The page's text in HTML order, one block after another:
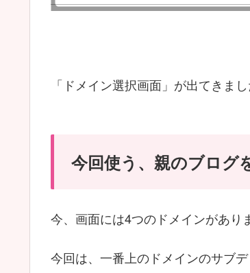
「ドメイン選択画面」が出てきまし
今回使う、親のブログ
今、画面には4つのドメインがあり
今回は、一番上のドメインのサブ